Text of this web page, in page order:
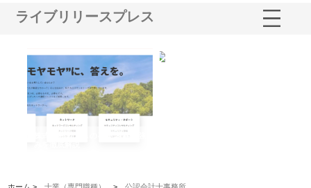
ライブリリースプレス
株式会社ＣＳＡの事業内容と強